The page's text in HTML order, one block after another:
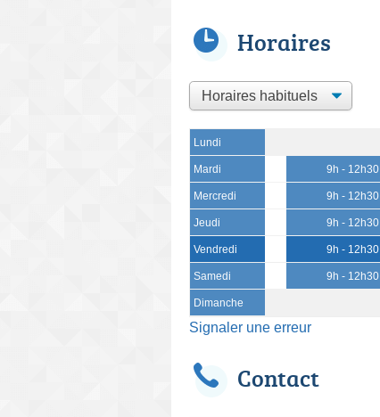
Horaires
Lundi
Mardi 9h - 12h30
Mercredi 9h - 12h30
Jeudi 9h - 12h30
Vendredi 9h - 12h30
Samedi 9h - 12h30
Dimanche
Signaler une erreur
Contact